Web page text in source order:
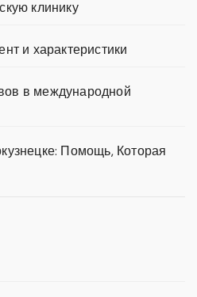
клинику
и характеристики
в международной
Помощь, Которая